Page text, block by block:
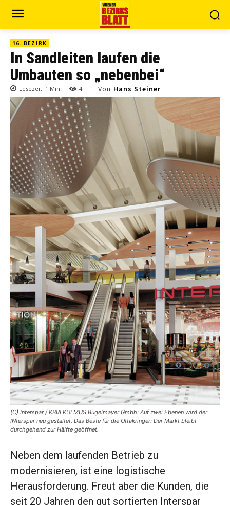
16. BEZIRK
In Sandleiten laufen die
Umbauten so „nebenbei“
Lesezeit: 1 Min. 4 Von Hans Steiner
(C) Interspar / KBIA KULMUS Bügelmayer Gmbh: Auf zwei Ebenen wird der
INterspar neu gestaltet. Das Beste für die Ottakringer: Der Markt bleibt
durchgehend zur Hälfte geöffnet.
Neben dem laufenden Betrieb zu
modernisieren, ­ist eine logistische
Herausforderung. Freut aber die Kunden, die
seit 20 Jahren den gut sortierten Interspar